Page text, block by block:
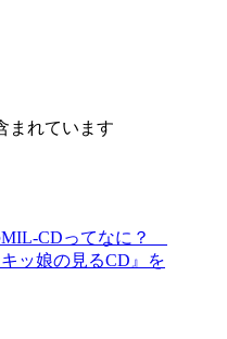
まれています